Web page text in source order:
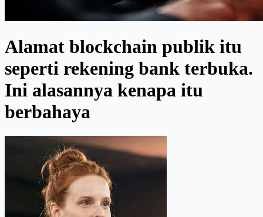
Alamat blockchain publik itu
seperti rekening bank terbuka.
Ini alasannya kenapa itu
berbahaya